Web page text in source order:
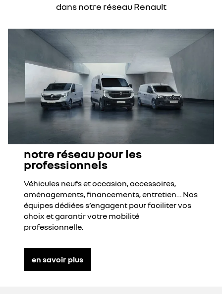
dans notre réseau Renault
notre réseau pour les
professionnels
Véhicules neufs et occasion, accessoires,
aménagements, financements, entretien… Nos
équipes dédiées s’engagent pour faciliter vos
choix et garantir votre mobilité
professionnelle.
en savoir plus